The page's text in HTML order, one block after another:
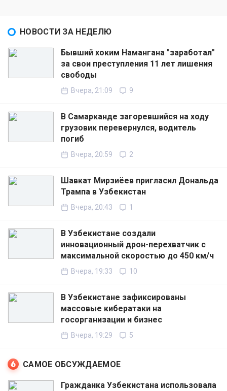
НОВОСТИ ЗА НЕДЕЛЮ
Бывший хоким Намангана "заработал"
за свои преступления 11 лет лишения
свободы
Вчера, 21:09 9
В Самарканде загоревшийся на ходу
грузовик перевернулся, водитель
погиб
Вчера, 20:59 2
Шавкат Мирзиёев пригласил Дональда
Трампа в Узбекистан
Вчера, 20:43 1
В Узбекистане создали
инновационный дрон-перехватчик с
максимальной скоростью до 450 км/ч
Вчера, 19:33 10
В Узбекистане зафиксированы
массовые кибератаки на
госорганизации и бизнес
Вчера, 19:29 5
САМОЕ ОБСУЖДАЕМОЕ
Гражданка Узбекистана использовала